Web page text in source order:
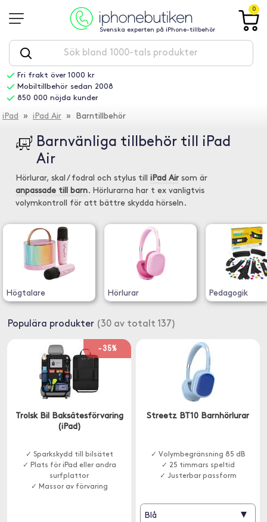
Svenska experten på iPhone-tillbehör
0
Fri frakt över 1000 kr
Mobiltillbehör sedan 2008
850 000 nöjda kunder
iPad » iPad Air » Barntillbehör
Barnvänliga tillbehör till iPad
Air
Hörlurar, skal / fodral och stylus till iPad Air som är
anpassade till barn. Hörlurarna har t ex vanligtvis
volymkontroll för att bättre skydda hörseln.
Högtalare Hörlurar Pedagogik
Populära produkter (30 av totalt 137)
-35%
Trolsk Bil Baksätesförvaring
(iPad)
✓ Sparkskydd till bilsätet
✓ Plats för iPad eller andra
surfplattor
✓ Massor av förvaring
Streetz BT10 Barnhörlurar
✓ Volymbegränsning 85 dB
✓ 25 timmars speltid
✓ Justerbar passform
Blå ▾